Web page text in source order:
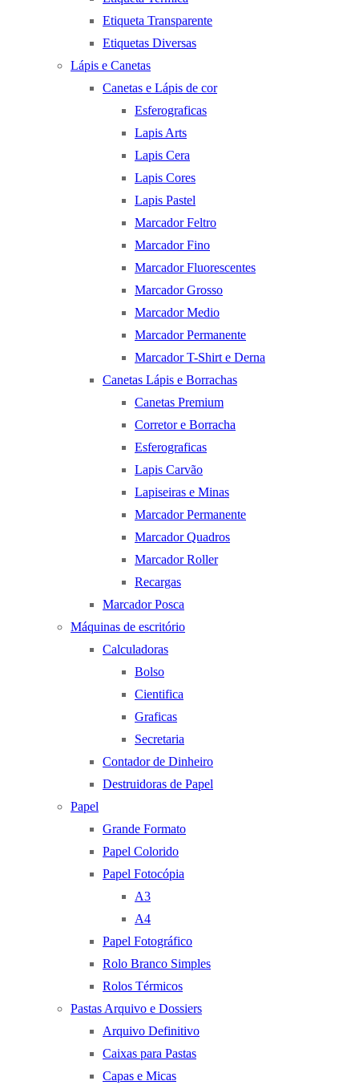
Etiqueta Transparente
Etiquetas Diversas
Lápis e Canetas
Canetas e Lápis de cor
Esferograficas
Lapis Arts
Lapis Cera
Lapis Cores
Lapis Pastel
Marcador Feltro
Marcador Fino
Marcador Fluorescentes
Marcador Grosso
Marcador Medio
Marcador Permanente
Marcador T-Shirt e Derna
Canetas Lápis e Borrachas
Canetas Premium
Corretor e Borracha
Esferograficas
Lapis Carvão
Lapiseiras e Minas
Marcador Permanente
Marcador Quadros
Marcador Roller
Recargas
Marcador Posca
Máquinas de escritório
Calculadoras
Bolso
Cientifica
Graficas
Secretaria
Contador de Dinheiro
Destruidoras de Papel
Papel
Grande Formato
Papel Colorido
Papel Fotocópia
A3
A4
Papel Fotográfico
Rolo Branco Simples
Rolos Térmicos
Pastas Arquivo e Dossiers
Arquivo Definitivo
Caixas para Pastas
Capas e Micas